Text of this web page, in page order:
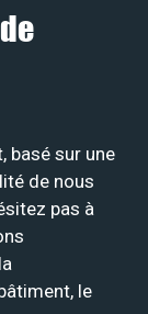
basé sur une
de nous
pas à
le